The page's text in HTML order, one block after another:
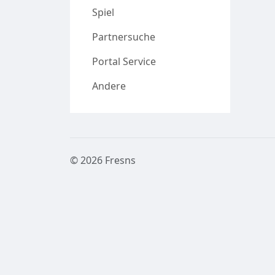
Spiel
Partnersuche
Portal Service
Andere
© 2026 Fresns